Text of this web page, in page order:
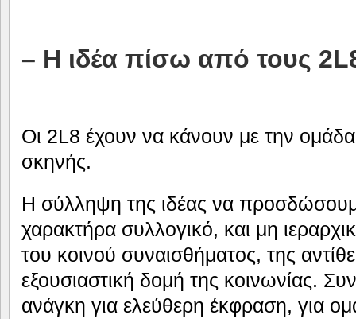
– H ιδέα πίσω από τους
Οι 2L8 έχουν να κάνουν με την
σκηνής.
Η σύλληψη της ιδέας να
χαρακτήρα συλλογικό, και μη
του κοινού συναισθήματος, της
εξουσιαστική δομή της κοινωνίας.
ανάγκη για ελεύθερη έκφραση, για